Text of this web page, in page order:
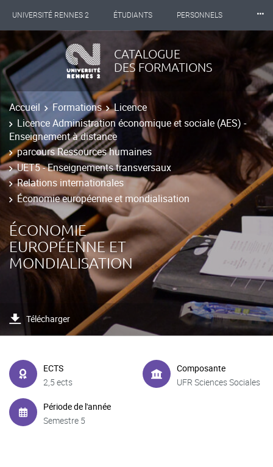
UNIVERSITÉ RENNES 2 ÉTUDIANTS PERSONNELS
INTERNATIONAL PROFESSIONNELS
LES NOUVELLES DE RENNES 2
⸱⸱⸱
CATALOGUE
DES FORMATIONS
Accueil Formations
Licence
Licence Administration économique et sociale (AES) -
Enseignement à distance
parcours Ressources humaines
UET5 - Enseignements transversaux
Relations internationales
Économie européenne et mondialisation
ÉCONOMIE
EUROPÉENNE ET
MONDIALISATION
Télécharger
ECTS
2,5 ects
Composante
UFR Sciences Sociales
Période de l'année
Semestre 5